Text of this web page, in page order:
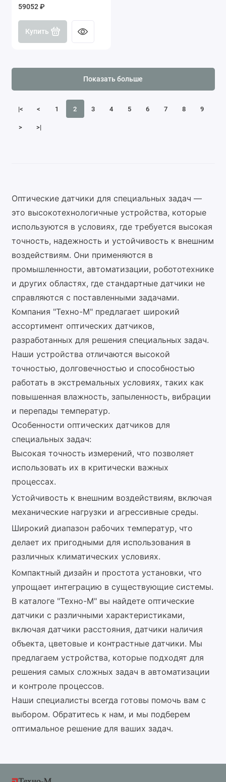
59052 ₽
Купить
|< < 1 2 3 4 5 6 7 8 9
> >|
Показать больше
Оптические датчики для специальных задач —
это высокотехнологичные устройства, которые
используются в условиях, где требуется высокая
точность, надежность и устойчивость к внешним
воздействиям. Они применяются в
промышленности, автоматизации, робототехнике
и других областях, где стандартные датчики не
справляются с поставленными задачами.
Компания "Техно-М" предлагает широкий
ассортимент оптических датчиков,
разработанных для решения специальных задач.
Наши устройства отличаются высокой
точностью, долговечностью и способностью
работать в экстремальных условиях, таких как
повышенная влажность, запыленность, вибрации
и перепады температур.
Особенности оптических датчиков для
специальных задач:
Высокая точность измерений, что позволяет
использовать их в критически важных
процессах.
Устойчивость к внешним воздействиям, включая
механические нагрузки и агрессивные среды.
Широкий диапазон рабочих температур, что
делает их пригодными для использования в
различных климатических условиях.
Компактный дизайн и простота установки, что
упрощает интеграцию в существующие системы.
В каталоге "Техно-М" вы найдете оптические
датчики с различными характеристиками,
включая датчики расстояния, датчики наличия
объекта, цветовые и контрастные датчики. Мы
предлагаем устройства, которые подходят для
решения самых сложных задач в автоматизации
и контроле процессов.
Наши специалисты всегда готовы помочь вам с
выбором. Обратитесь к нам, и мы подберем
оптимальное решение для ваших задач.